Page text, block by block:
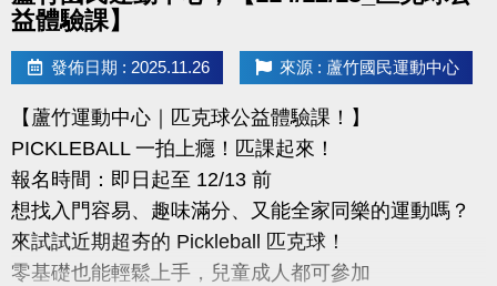
益體驗課】
發佈日期 : 2025.11.26 來源 : 蘆竹國民運動中心
【蘆竹運動中心｜匹克球公益體驗課！】
PICKLEBALL 一拍上癮！匹課起來！
報名時間：即日起至 12/13 前
想找入門容易、趣味滿分、又能全家同樂的運動嗎？
來試試近期超夯的 Pickleball 匹克球！
零基礎也能輕鬆上手，兒童成人都可參加